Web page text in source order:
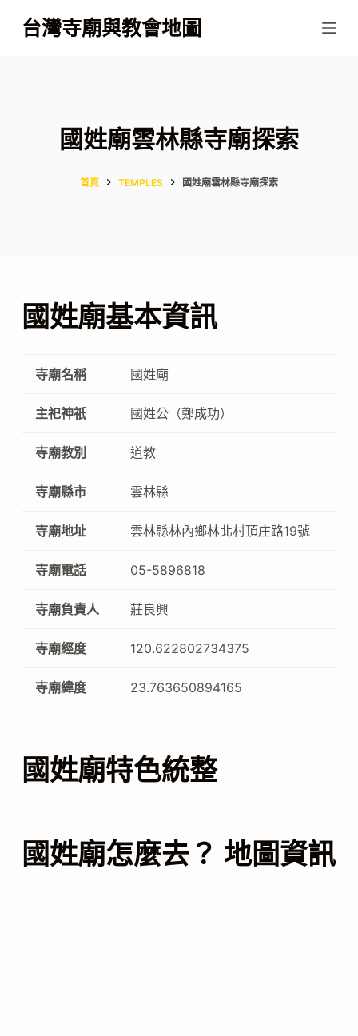
跳
至
台灣寺廟與教會地圖
國姓廟雲林縣寺廟探索
首頁 TEMPLES 國姓廟雲林縣寺廟探索
國姓廟基本資訊
寺廟名稱 國姓廟
主祀神祇 國姓公（鄭成功）
寺廟教別 道教
寺廟縣市 雲林縣
寺廟地址 雲林縣林內鄉林北村頂庄路19號
寺廟電話 05-5896818
寺廟負責人 莊良興
寺廟經度 120.622802734375
寺廟緯度 23.763650894165
國姓廟特色統整
國姓廟怎麼去？ 地圖資訊